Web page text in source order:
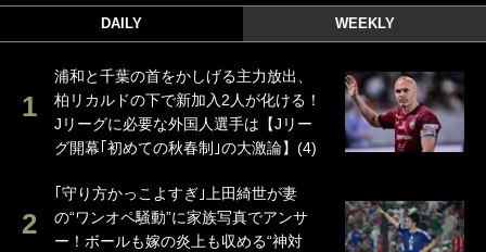
DAILY WEEKLY
浦和と千葉の首をかしげる主力放出、
柏リカルドの下で新加入2人が化ける！
Jリーグに必要な外国人選手は【Jリー
グ開幕｢初めての秋春制｣の大激論】(4)
｢守り方かっこよすぎ｣上田綺世が妻
の“ワンオペ騒動”に家族写真でアンサ
ー！ボールも嫁の炎上も収める“神対